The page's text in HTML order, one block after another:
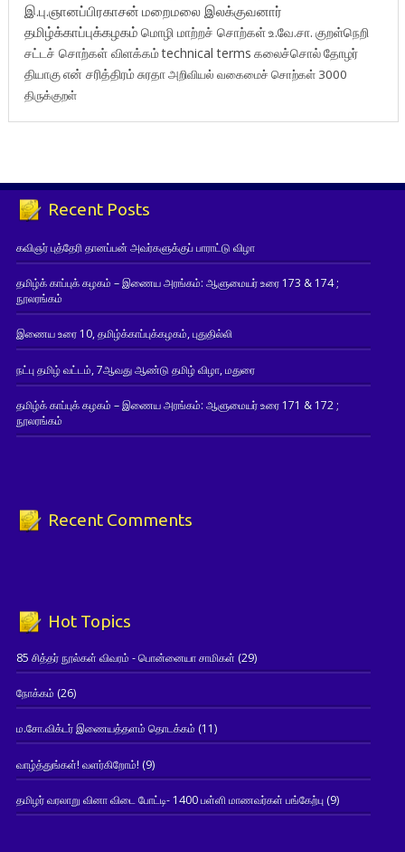
இ.பு.ஞானப்பிரகாசன் மறைமலை இலக்குவனார்
தமிழ்க்காப்புக்கழகம் மொழி மாற்றச் சொற்கள்உ.வே.சா. குறள்நெறி
சட்டச் சொற்கள் விளக்கம்technical terms கலைச்சொல்தோழர்
தியாகுஎன் சரித்திரம்சுரதாஅறிவியல் வகைமைச் சொற்கள் 3000
திருக்குறள்
Recent Posts
கவிஞர் புத்தேரி தானப்பன் அவர்களுக்குப் பாராட்டு விழா
தமிழ்க் காப்புக் கழகம் – இணைய அரங்கம்: ஆளுமையர் உரை 173 & 174 ;
நூலரங்கம்
இணைய உரை 10, தமிழ்க்காப்புக்கழகம், புதுதில்லி
நட்பு தமிழ் வட்டம், 7ஆவது ஆண்டு தமிழ் விழா, மதுரை
தமிழ்க் காப்புக் கழகம் – இணைய அரங்கம்: ஆளுமையர் உரை 171 & 172 ;
நூலரங்கம்
Recent Comments
Hot Topics
85 சித்தர் நூல்கள் விவரம் - பொன்னையா சாமிகள் (29)
நோக்கம் (26)
ம.சோ.விக்டர் இணையத்தளம் தொடக்கம் (11)
வாழ்த்துங்கள்! வளர்கிறோம்! (9)
தமிழர் வரலாறு வினா விடை போட்டி- 1400 பள்ளி மாணவர்கள் பங்கேற்பு(9)